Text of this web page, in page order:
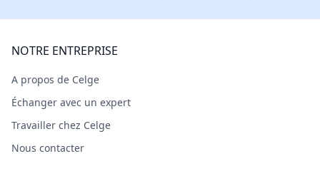
NOTRE ENTREPRISE
A propos de Celge
Échanger avec un expert
Travailler chez Celge
Nous contacter